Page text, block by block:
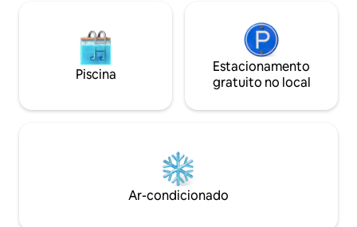
Piscina
Estacionamento
gratuito no local
Ar-condicionado